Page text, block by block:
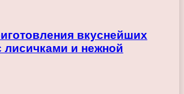
вкуснейших
лисичками и нежной